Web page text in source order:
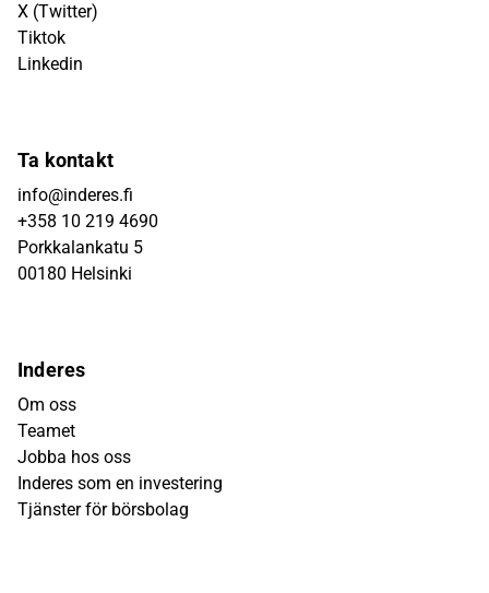
X (Twitter)
Tiktok
Linkedin
Ta kontakt
info@inderes.fi
+358 10 219 4690
Porkkalankatu 5
00180 Helsinki
Inderes
Om oss
Teamet
Jobba hos oss
Inderes som en investering
Tjänster för börsbolag